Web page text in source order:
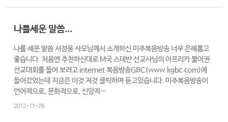
나를세운 말씀...
나를 세운 말씀 서정웅 사모님께서 소개하신 미주복음방송 너무 은혜롭고
좋습니다. 처음엔 추천하신대로 M국 스데반 선교사님의 아프리카 불어권
선교대회를 들어 보려고 internet 복음방송GBC(www.kgbc.com)에
들어갔었는데 지금은 이것 저것 클릭하며 듣고있습니다. 미주복음방송이
언어적으로, 문화적으로, 신앙적…
2012-11-26